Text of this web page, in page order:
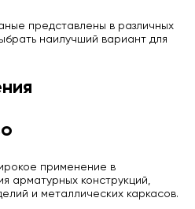
представлены в различных
наилучший вариант для
применение в
арматурных конструкций,
и металлических каркасов.